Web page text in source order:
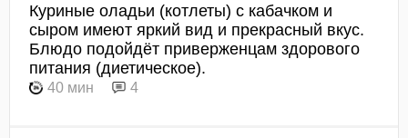
Куриные оладьи (котлеты) с кабачком и
сыром имеют яркий вид и прекрасный вкус.
Блюдо подойдёт приверженцам здорового
питания (диетическое).
40 мин 4